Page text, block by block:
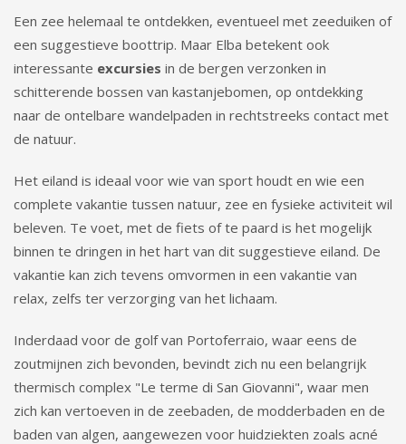
Een zee helemaal te ontdekken, eventueel met zeeduiken of
een suggestieve boottrip. Maar Elba betekent ook
interessante excursies in de bergen verzonken in
schitterende bossen van kastanjebomen, op ontdekking
naar de ontelbare wandelpaden in rechtstreeks contact met
de natuur.
Het eiland is ideaal voor wie van sport houdt en wie een
complete vakantie tussen natuur, zee en fysieke activiteit wil
beleven. Te voet, met de fiets of te paard is het mogelijk
binnen te dringen in het hart van dit suggestieve eiland. De
vakantie kan zich tevens omvormen in een vakantie van
relax, zelfs ter verzorging van het lichaam.
Inderdaad voor de golf van Portoferraio, waar eens de
zoutmijnen zich bevonden, bevindt zich nu een belangrijk
thermisch complex "Le terme di San Giovanni", waar men
zich kan vertoeven in de zeebaden, de modderbaden en de
baden van algen, aangewezen voor huidziekten zoals acné